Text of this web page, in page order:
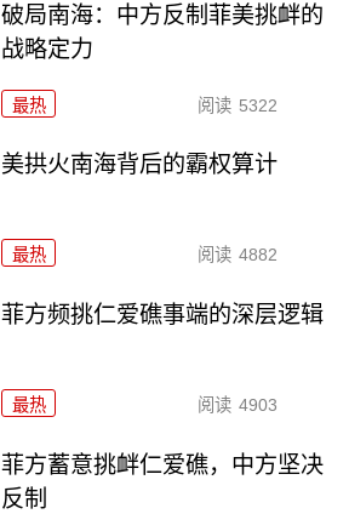
破局南海：中方反制菲美挑衅的
战略定力
最热 阅读 5322
美拱火南海背后的霸权算计
最热 阅读 4882
菲方频挑仁爱礁事端的深层逻辑
最热 阅读 4903
菲方蓄意挑衅仁爱礁，中方坚决
反制